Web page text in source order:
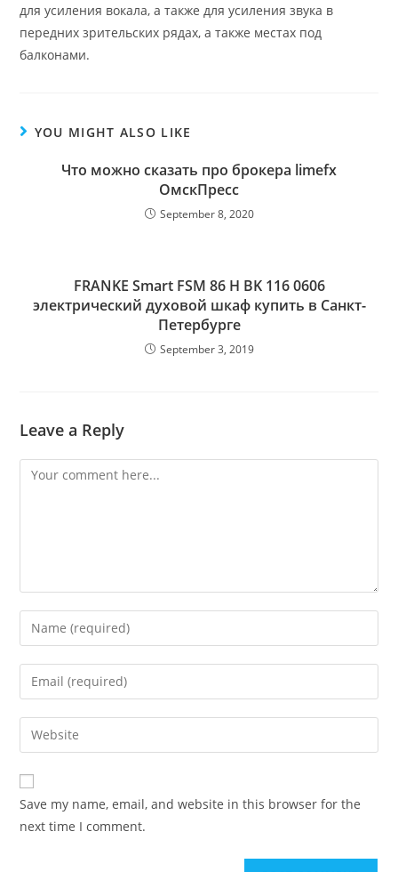
для усиления вокала, а также для усиления звука в
передних зрительских рядах, а также местах под
балконами.
YOU MIGHT ALSO LIKE
Что можно сказать про брокера limefx
ОмскПресс
September 8, 2020
FRANKE Smart FSM 86 H BK 116 0606
электрический духовой шкаф купить в Санкт-
Петербурге
September 3, 2019
Leave a Reply
Save my name, email, and website in this browser for the
next time I comment.